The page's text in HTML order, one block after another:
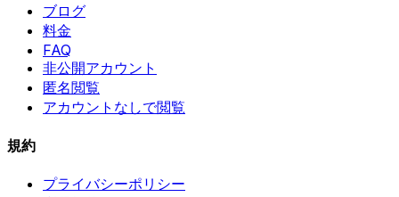
ブログ
料金
FAQ
非公開アカウント
匿名閲覧
アカウントなしで閲覧
規約
プライバシーポリシー